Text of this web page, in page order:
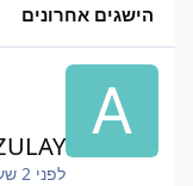
הישגים אחרונים
לפני 2 שעות